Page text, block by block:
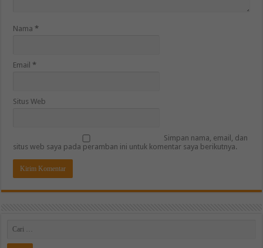
Nama*
Email*
Situs Web
Simpan nama, email, dan
situs web saya pada peramban ini untuk komentar saya berikutnya.